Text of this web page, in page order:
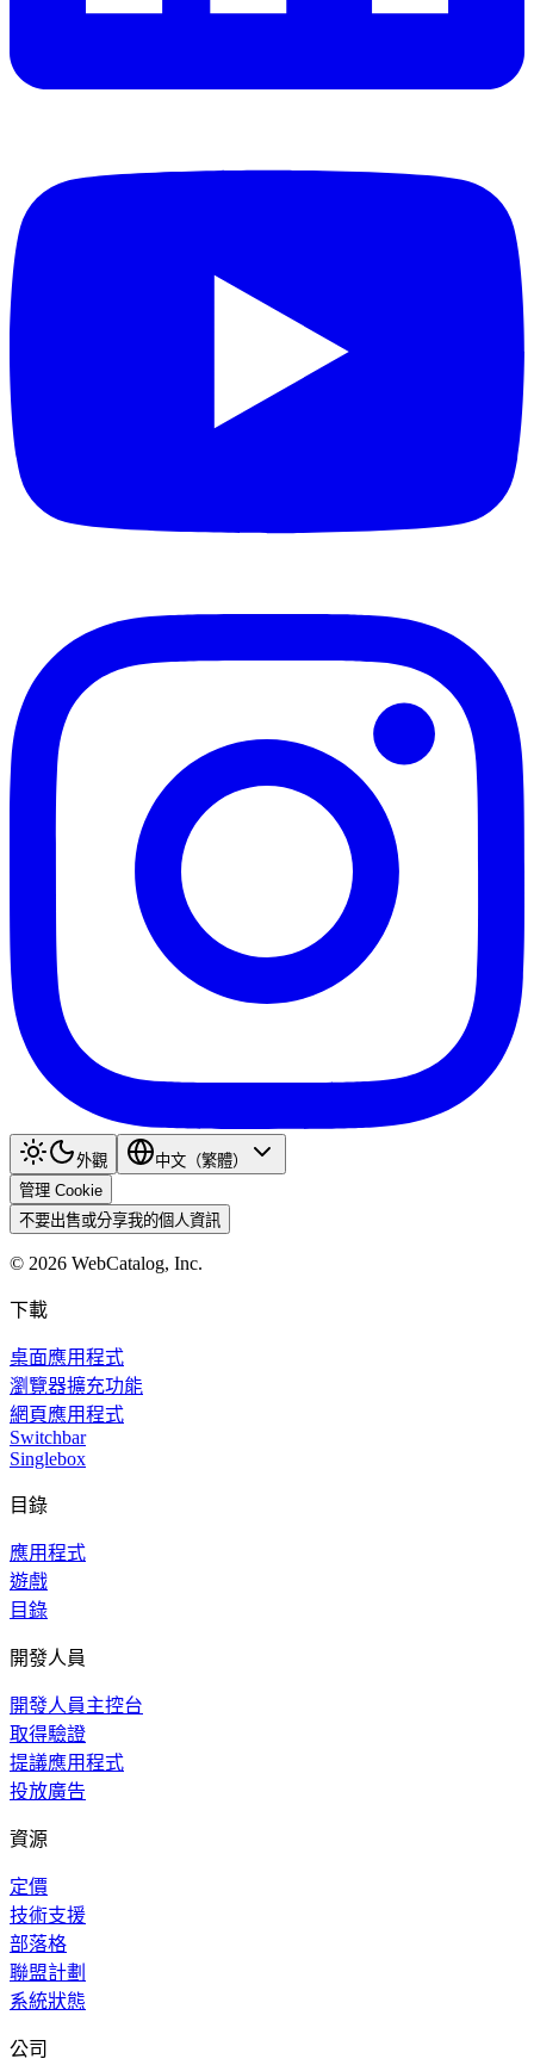
外觀
中文（繁體）
管理 Cookie
不要出售或分享我的個人資訊
© 2026 WebCatalog, Inc.
下載
桌面應用程式
瀏覽器擴充功能
網頁應用程式
Switchbar
Singlebox
目錄
應用程式
遊戲
目錄
開發人員
開發人員主控台
取得驗證
提議應用程式
投放廣告
資源
定價
技術支援
部落格
聯盟計劃
系統狀態
公司